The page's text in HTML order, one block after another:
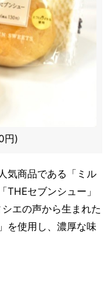
円)
気商品である「ミル
THEセブンシュー」
エの声から生まれた
を使用し、濃厚な味